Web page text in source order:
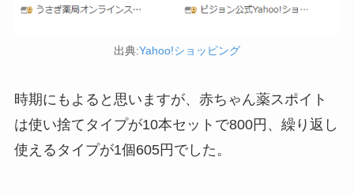
アサイーの冷凍はどこに売ってる？コストコや業
出典:Yahoo!ショッピング
時期にもよると思いますが、赤ちゃん薬スポイト
は使い捨てタイプが10本セットで800円、繰り返し
使えるタイプが1個605円でした。